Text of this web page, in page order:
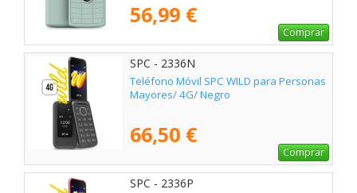
56,99 €
Comprar
SPC - 2336N
Teléfono Móvil SPC WILD para Personas
Mayores/ 4G/ Negro
66,50 €
Comprar
SPC - 2336P